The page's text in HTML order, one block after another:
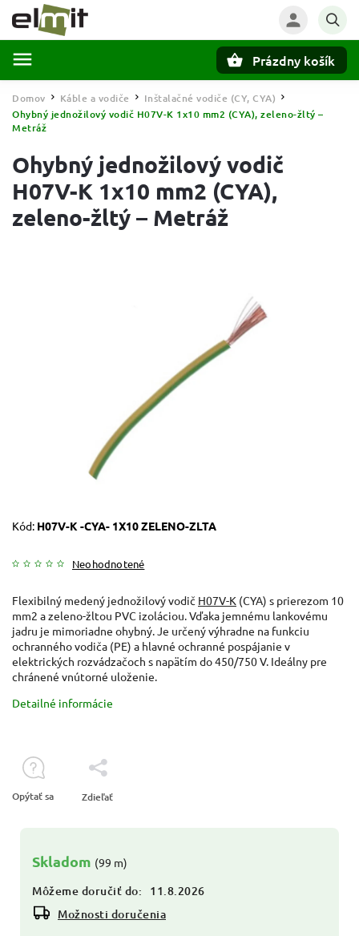
Prázdny košík
Domov / Káble a vodiče / Inštalačné vodiče (CY, CYA) /
Ohybný jednožilový vodič H07V-K 1x10 mm2 (CYA), zeleno-žltý –
Metráž
Ohybný jednožilový vodič
H07V-K 1x10 mm2 (CYA),
zeleno-žltý – Metráž
Kód: H07V-K -CYA- 1X10 ZELENO-ZLTA
Neohodnotené
Skladom (99 m)
Môžeme doručiť do:
11.8.2026
Možnosti doručenia
Flexibilný medený jednožilový vodič H07V-K (CYA) s prierezom 10
mm2 a zeleno-žltou PVC izoláciou. Vďaka jemnému lankovému
jadru je mimoriadne ohybný. Je určený výhradne na funkciu
ochranného vodiča (PE) a hlavné ochranné pospájanie v
elektrických rozvádzačoch s napätím do 450/750 V. Ideálny pre
chránené vnútorné uloženie.
Detailné informácie
Opýtať sa Zdieľať